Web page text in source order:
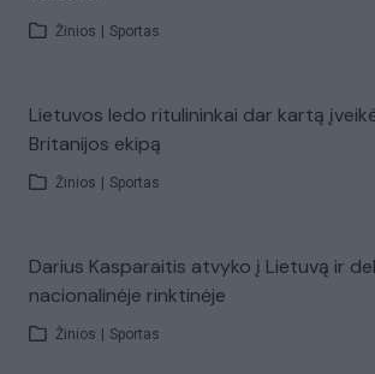
Žinios Sportas
Lietuvos ledo ritulininkai dar kartą
Britanijos ekipą
Žinios Sportas
Darius Kasparaitis atvyko į Lietuvą ir
nacionalinėje rinktinėje
Žinios Sportas